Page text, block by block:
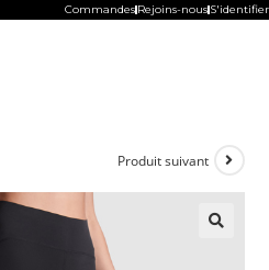
Commandes Rejoins-nous S'identifier
Produit suivant